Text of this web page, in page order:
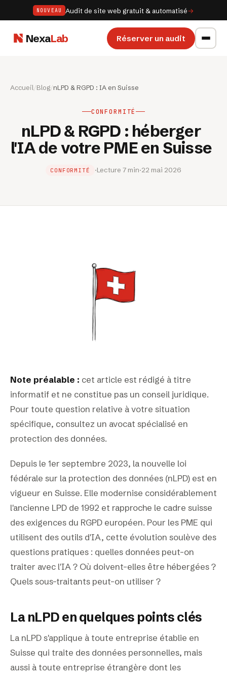
NOUVEAU Audit de site web gratuit & automatisé→
NexaLab Réserver un audit
Accueil/Blog/nLPD & RGPD : IA en Suisse
CONFORMITÉ
nLPD & RGPD : héberger
l'IA de votre PME en Suisse
CONFORMITÉ ·Lecture 7 min·22 mai 2026
Note préalable : cet article est rédigé à titre
informatif et ne constitue pas un conseil juridique.
Pour toute question relative à votre situation
spécifique, consultez un avocat spécialisé en
protection des données.
Depuis le 1er septembre 2023, la nouvelle loi
fédérale sur la protection des données (nLPD) est en
vigueur en Suisse. Elle modernise considérablement
l'ancienne LPD de 1992 et rapproche le cadre suisse
des exigences du RGPD européen. Pour les PME qui
utilisent des outils d'IA, cette évolution soulève des
questions pratiques : quelles données peut-on
traiter avec l'IA ? Où doivent-elles être hébergées ?
Quels sous-traitants peut-on utiliser ?
La nLPD en quelques points clés
La nLPD s'applique à toute entreprise établie en
Suisse qui traite des données personnelles, mais
aussi à toute entreprise étrangère dont les